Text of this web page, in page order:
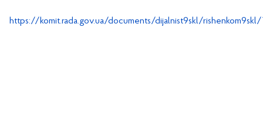
https://komit.rada.gov.ua/documents/dijalnist9skl/